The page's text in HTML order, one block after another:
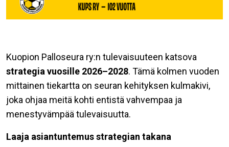
Kuopion Palloseura ry:n tulevaisuuteen katsova
strategia vuosille 2026–2028. Tämä kolmen vuoden
mittainen tiekartta on seuran kehityksen kulmakivi,
joka ohjaa meitä kohti entistä vahvempaa ja
menestyvämpää tulevaisuutta.
Laaja asiantuntemus strategian takana